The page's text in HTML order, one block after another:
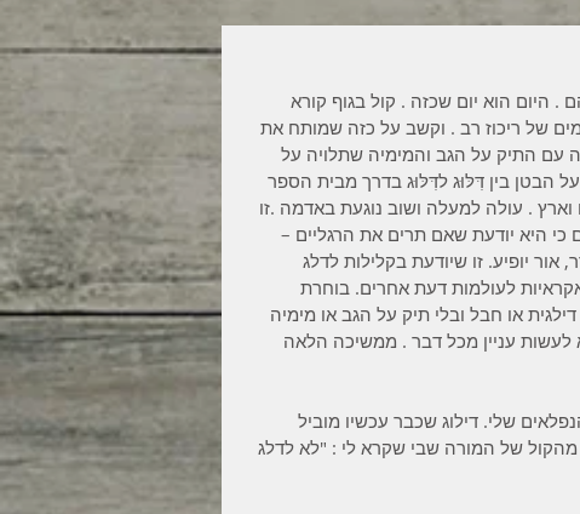
. היום הוא יום שכזה . קול בגוף קורא
של ריכוז רב . וקשב על כזה שמותח את
עם התיק על הגב והמימיה שתלויה על
הבטן בין דִּלּוּג לדִּלּוּג בדרך מבית הספר
. עולה למעלה ושוב נוגעת באדמה .זו
כי היא יודעת שאם תרים את הרגליים –
יופיע. זו שיודעת בקלילות לדלג
לעולמות דעת אחרים. בוחרת
או חבל ובלי תיק על הגב או מימיה
עניין מכל דבר . ממשיכה הלאה
שלי. דילוג שכבר עכשיו מוביל
של המורה שבי שקרא לי : "לא לדלג